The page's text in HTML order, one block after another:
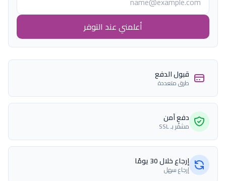
أعلمني عند التوفر
قبول الدفع
طرق متعددة
دفع آمن
مشفّر بـ SSL
إرجاع خلال 30 يومًا
إرجاع سهل